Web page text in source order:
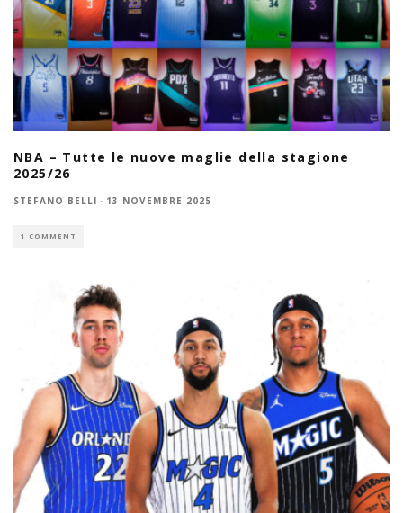
NBA – Tutte le nuove maglie della stagione
2025/26
STEFANO BELLI · 13 NOVEMBRE 2025
1 COMMENT